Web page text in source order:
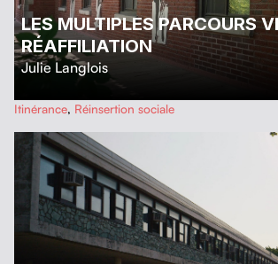
LES MULTIPLES PARCOURS
RÉAFFILIATION
Julie Langlois
…
Itinérance, Réinsertion sociale